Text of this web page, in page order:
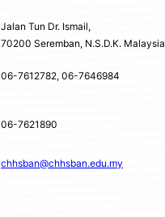
Jalan Tun Dr. Ismail,
70200 Seremban, N.S.D.K. Malaysia
06-7612782, 06-7646984
06-7621890
chhsban@chhsban.edu.my